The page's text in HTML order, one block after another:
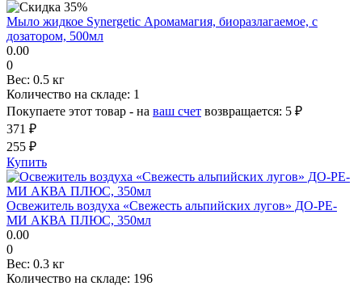
Мыло жидкое Synergetic Аромамагия, биоразлагаемое, с
дозатором, 500мл
0.00
0
Вес: 0.5 кг
Количество на складе: 1
Покупаете этот товар - на ваш счет возвращается: 5 ₽
371 ₽
255 ₽
Купить
Освежитель воздуха «Свежесть альпийских лугов» ДО-РЕ-
МИ АКВА ПЛЮС, 350мл
0.00
0
Вес: 0.3 кг
Количество на складе: 196